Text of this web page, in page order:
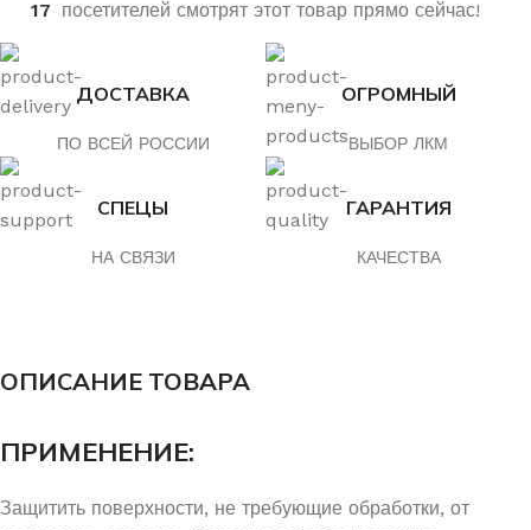
17 посетителей смотрят этот товар прямо сейчас!
ДОСТАВКА
ПО ВСЕЙ РОССИИ
ОГРОМНЫЙ
ВЫБОР ЛКМ
СПЕЦЫ
НА СВЯЗИ
ГАРАНТИЯ
КАЧЕСТВА
ОПИСАНИЕ ТОВАРА
ПРИМЕНЕНИЕ:
Защитить поверхности, не требующие обработки, от